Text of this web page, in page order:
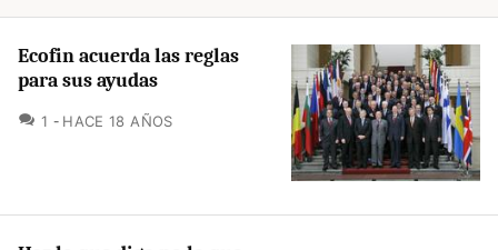
Ecofin acuerda las reglas
para sus ayudas
1 COMENTARIOS
HACE 18 AÑOS